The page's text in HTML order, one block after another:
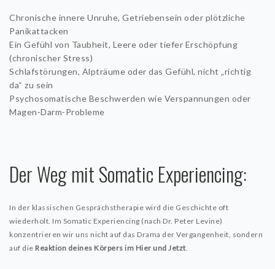
Chronische innere Unruhe, Getriebensein oder plötzliche
Panikattacken
Ein Gefühl von Taubheit, Leere oder tiefer Erschöpfung
(chronischer Stress)
Schlafstörungen, Alpträume oder das Gefühl, nicht „richtig
da“ zu sein
Psychosomatische Beschwerden wie Verspannungen oder
Magen-Darm-Probleme
Der Weg mit Somatic Experiencing:
In der klassischen Gesprächstherapie wird die Geschichte oft
wiederholt. Im Somatic Experiencing (nach Dr. Peter Levine)
konzentrieren wir uns nicht auf das Drama der Vergangenheit, sondern
auf die Reaktion deines Körpers im Hier und Jetzt.